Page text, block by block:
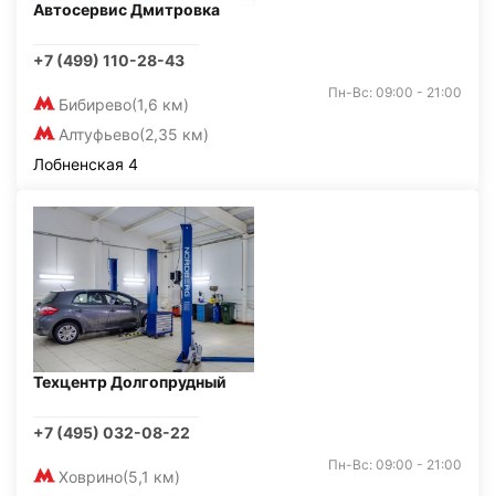
Автосервис Дмитровка
+7 (499) 110-28-43
Бибирево(1,6 км)
Алтуфьево(2,35 км)
Пн-Вс: 09:00 - 21:00
Лобненская 4
Техцентр Долгопрудный
+7 (495) 032-08-22
Ховрино(5,1 км)
Пн-Вс: 09:00 - 21:00